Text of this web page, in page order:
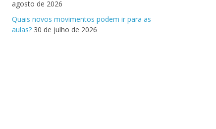
agosto de 2026
Quais novos movimentos podem ir para as
aulas? 30 de julho de 2026